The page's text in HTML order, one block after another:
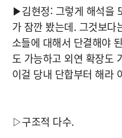
▶김현정: 그렇게 해석을
가 잠깐 봤는데. 그것보다
소들에 대해서 단결해야
도 가능하고 외연 확장도
이걸 당내 단합부터 해라
▷구조적 다수.